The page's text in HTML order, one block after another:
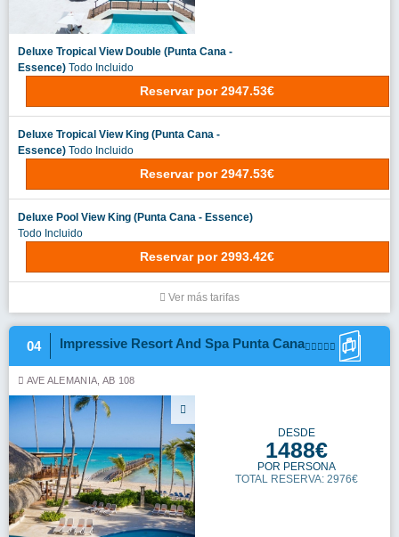
Deluxe Tropical View Double (Punta Cana -
Essence) Todo Incluido
Reservar por 2947.53€
Deluxe Tropical View King (Punta Cana -
Essence) Todo Incluido
Reservar por 2947.53€
Deluxe Pool View King (Punta Cana - Essence)
Todo Incluido
Reservar por 2993.42€
Ver más tarifas
04 Impressive Resort And Spa Punta Cana
AVE ALEMANIA, AB 108
DESDE
1488€
POR PERSONA
TOTAL RESERVA: 2976€